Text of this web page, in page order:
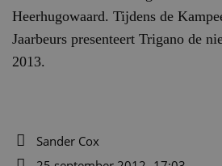
Heerhugowaard. Tijdens de
Jaarbeurs presenteert Trigano de
2013.
Auteur
Sander Cox